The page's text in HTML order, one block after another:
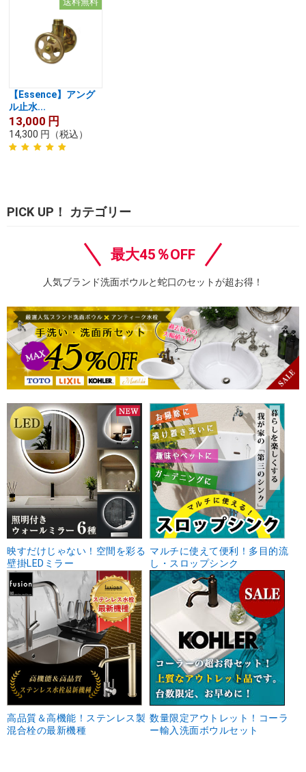
【Essence】アング
ル止水...
13,000 円
14,300 円 （税込）
PICK UP！ カテゴリー
最大45％OFF
人気ブランド洗面ボウルと蛇口のセットが超お得！
映すだけじゃない！空間を彩る
壁掛LEDミラー
マルチに使えて便利！多目的流
し・スロップシンク
高品質＆高機能！ステンレス製
混合栓の最新機種
数量限定アウトレット！コーラ
ー輸入洗面ボウルセット